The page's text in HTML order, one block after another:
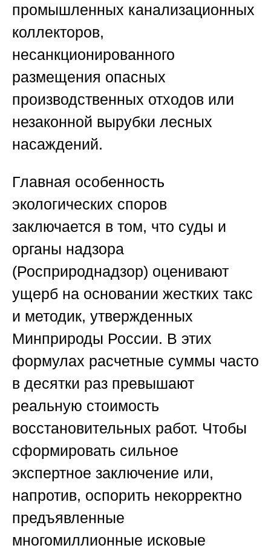
промышленных канализационных
коллекторов,
несанкционированного
размещения опасных
производственных отходов или
незаконной вырубки лесных
насаждений.
Главная особенность
экологических споров
заключается в том, что суды и
органы надзора
(Росприроднадзор) оценивают
ущерб на основании жестких такс
и методик, утвержденных
Минприроды России. В этих
формулах расчетные суммы часто
в десятки раз превышают
реальную стоимость
восстановительных работ. Чтобы
сформировать сильное
экспертное заключение или,
напротив, оспорить некорректно
предъявленные
многомиллионные исковые